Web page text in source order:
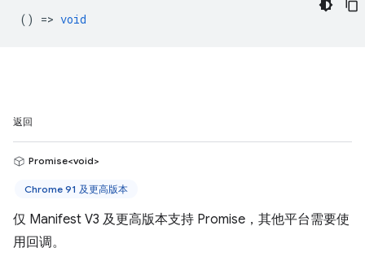
() => void
返回
Promise<void>
Chrome 91 及更高版本
仅 Manifest V3 及更高版本支持 Promise，其他平台需要使
用回调。